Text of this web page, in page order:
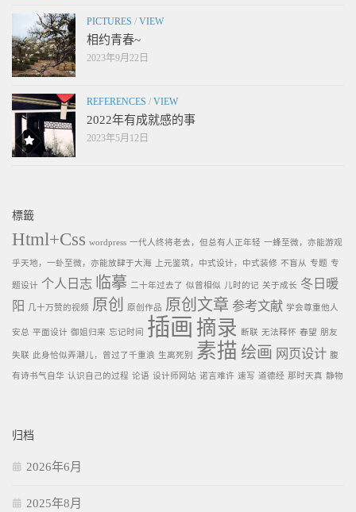
PICTURES / VIEW
相约青春~
2023年9月22日
REFERENCES / VIEW
2022年有成就感的事
2023年5月12日
標籤
Html+Css wordpress 一代人终将老去，但总有人正年轻 一蜂至微，亦能游观
乎天地，一虲至微，亦能放肆于大海 上元鉴筑，中式设计，中式装修 不盲从 专题 专
题设计 个人日志 临摹 二十年过去了 似曾相似 儿时的记 关于成长 冬日暖
阳
几十万赞的视频 原创 原创作品 原创文章 参考文献 学会尊重他人
安总 平面设计 御姐归来 忘记时间 插画 摘录 断联 无法释怀 春望 朋友
失联 此身恰似弄潮儿，曾过了千重浪 生离死别 素描 绘画 网页设计 腹
有诗书气自华 认识自己的过程 论语 设计师网站 诺言难许 速写 道德经 那时天真 静物
归档
2026年6月
2025年8月